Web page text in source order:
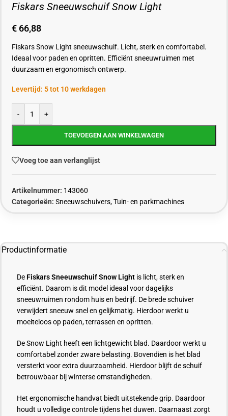
Fiskars Sneeuwschuif Snow Light
€ 66,88
Fiskars Snow Light sneeuwschuif. Licht, sterk en comfortabel.
Ideaal voor paden en opritten. Efficiënt sneeuwruimen met
duurzaam en ergonomisch ontwerp.
Levertijd: 5 tot 10 werkdagen
- +
TOEVOEGEN AAN WINKELWAGEN
Voeg toe aan verlanglijst
Artikelnummer: 143060
Categorieën: Sneeuwschuivers,Tuin- en parkmachines
Productinformatie
De Fiskars Sneeuwschuif Snow Light is licht, sterk en
efficiënt. Daarom is dit model ideaal voor dagelijks
sneeuwruimen rondom huis en bedrijf. De brede schuiver
verwijdert sneeuw snel en gelijkmatig. Hierdoor werkt u
moeiteloos op paden, terrassen en opritten.
De Snow Light heeft een lichtgewicht blad. Daardoor werkt u
comfortabel zonder zware belasting. Bovendien is het blad
versterkt voor extra duurzaamheid. Hierdoor blijft de schuif
betrouwbaar bij winterse omstandigheden.
Het ergonomische handvat biedt uitstekende grip. Daardoor
houdt u volledige controle tijdens het duwen. Daarnaast zorgt